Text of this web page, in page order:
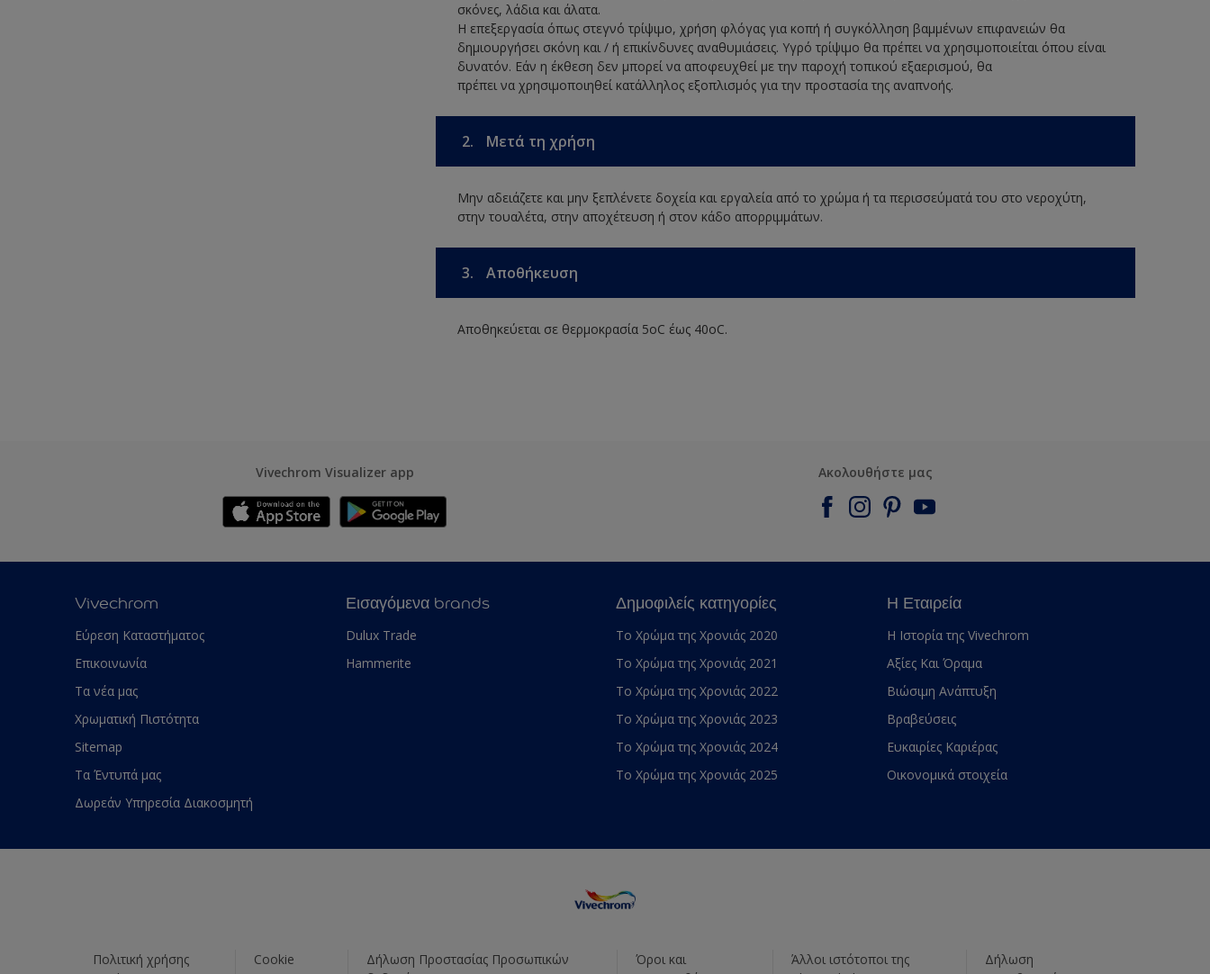
σκόνες, λάδια και άλατα.
Η επεξεργασία όπως στεγνό τρίψιμο, χρήση φλόγας για κοπή ή συγκόλληση βαμμένων επιφανειών θα
δημιουργήσει σκόνη και / ή επικίνδυνες αναθυμιάσεις. Υγρό τρίψιμο θα πρέπει να χρησιμοποιείται όπου είναι
δυνατόν. Εάν η έκθεση δεν μπορεί να αποφευχθεί με την παροχή τοπικού εξαερισμού, θα
πρέπει να χρησιμοποιηθεί κατάλληλος εξοπλισμός για την προστασία της αναπνοής.
2. Μετά τη χρήση
Μην αδειάζετε και μην ξεπλένετε δοχεία και εργαλεία από το χρώμα ή τα περισσεύματά του στο νεροχύτη,
στην τουαλέτα, στην αποχέτευση ή στον κάδο απορριμμάτων.
3. Αποθήκευση
Αποθηκεύεται σε θερμοκρασία 5οC έως 40οC.
Vivechrom Visualizer app Ακολουθήστε μας
Vivechrom
Εύρεση Καταστήματος
Επικοινωνία
Τα νέα μας
Χρωματική Πιστότητα
Sitemap
Τα Έντυπά μας
Δωρεάν Υπηρεσία Διακοσμητή
Εισαγόμενα brands
Dulux Trade
Hammerite
Δημοφιλείς κατηγορίες
Το Χρώμα της Χρονιάς 2020
Το Χρώμα της Χρονιάς 2021
Το Χρώμα της Χρονιάς 2022
Το Χρώμα της Χρονιάς 2023
Το Χρώμα της Χρονιάς 2024
Το Χρώμα της Χρονιάς 2025
Η Εταιρεία
Η Ιστορία της Vivechrom
Αξίες Και Όραμα
Βιώσιμη Ανάπτυξη
Βραβεύσεις
Ευκαιρίες Καριέρας
Οικονομικά στοιχεία
Πολιτική χρήσης
Cookie
Δήλωση Προστασίας Προσωπικών
Όροι και
Άλλοι ιστότοποι της
Δήλωση